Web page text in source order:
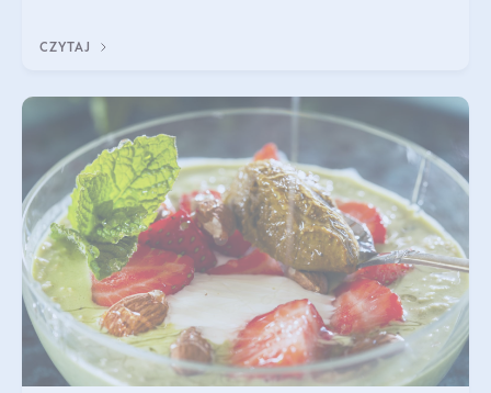
CZYTAJ